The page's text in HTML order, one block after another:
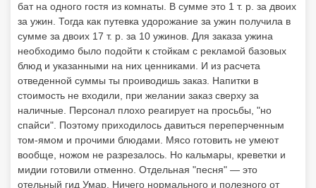
бат на одного гостя из комнаты. В сумме это 1 т. р. за двоих
за ужин. Тогда как путевка удорожание за ужин получила в
сумме за двоих 17 т. р. за 10 ужинов. Для заказа ужина
необходимо было подойти к стойкам с рекламой базовых
блюд и указанными на них ценниками. И из расчета
отведенной суммы ты проиводишь заказ. Напитки в
стоимость не входили, при желании заказ сверху за
наличные. Персонал плохо реагирует на просьбы, "но
спайси". Поэтому приходилось давиться переперченным
том-ямом и прочими блюдами. Мясо готовить не умеют
вообще, ножом не разрезалось. Но кальмары, креветки и
мидии готовили отменно. Отдельная "песня" — это
отельный гид Умар. Ничего нормального и полезного от